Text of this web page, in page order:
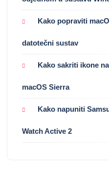
Kako popraviti
datotečni sustav
Kako sakriti ikone
macOS Sierra
Kako napuniti
Watch Active 2